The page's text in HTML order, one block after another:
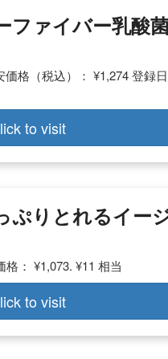
ァイバー乳酸
格（税込）： ¥1,274 登録
to visit
ぷりとれるイー
： ¥1,073. ¥11 相当
to visit